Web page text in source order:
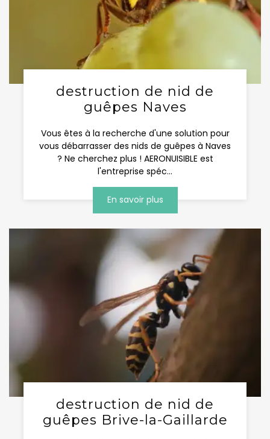
destruction de nid de
guêpes Naves
Vous êtes à la recherche d'une solution pour
vous débarrasser des nids de guêpes à Naves
? Ne cherchez plus ! AERONUISIBLE est
l'entreprise spéc...
En savoir plus
destruction de nid de
guêpes Brive-la-Gaillarde